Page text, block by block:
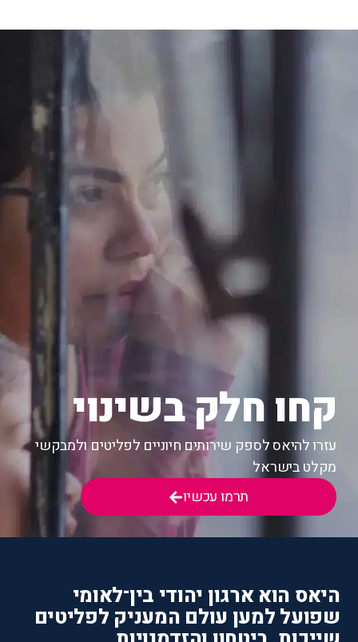
קחו חלק בשינוי
עזרו להיאס לספק שירותים חיוניים לפליטים ולמבקשי
מקלט בישראל
תרמו עכשיו
היאס הוא ארגון יהודי בין־לאומי
שפועל למען עולם המעניק לפליטים